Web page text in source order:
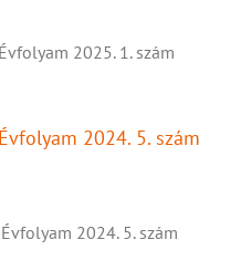
2025. 1. szám
2024. 5. szám
2024. 5. szám